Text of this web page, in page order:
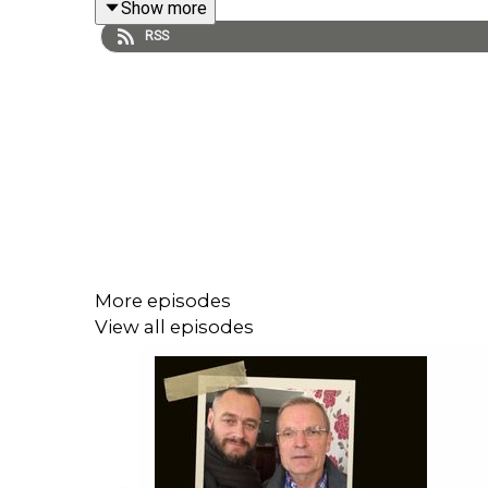
Show more
RSS
More episodes
View all episodes